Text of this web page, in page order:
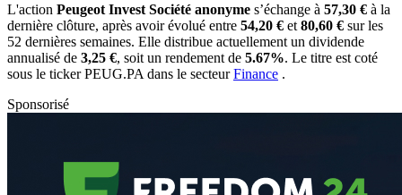
L'action Peugeot Invest Société anonyme s’échange à 57,30 € à la
dernière clôture, après avoir évolué entre 54,20 € et 80,60 € sur les
52 dernières semaines. Elle distribue actuellement un dividende
annualisé de 3,25 €, soit un rendement de 5.67%. Le titre est coté
sous le tickerPEUG.PA dans le secteurFinance .
Sponsorisé